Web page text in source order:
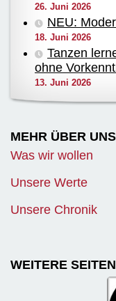
26. Juni 2026
NEU:
18. Juni 2026
Tanzen
ohne
13. Juni 2026
MEHR ÜBER UNS
Was wir wollen
Unsere Werte
Unsere Chronik
WEITERE SEITEN